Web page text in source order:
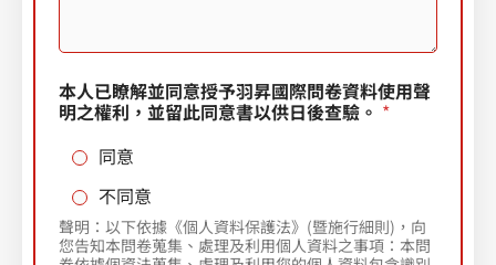
l
選
填
行
動
電
話
（
為
u
t
r
本人已瞭解並同意授予羽昇國際問卷資料使用聲
明之權利，並留此同意書以供日後查驗。 *
同意
不同意
聲明：以下依據《個人資料保護法》(暨施行細則)，向
您告知本問卷蒐集、處理及利用個人資料之事項：本問